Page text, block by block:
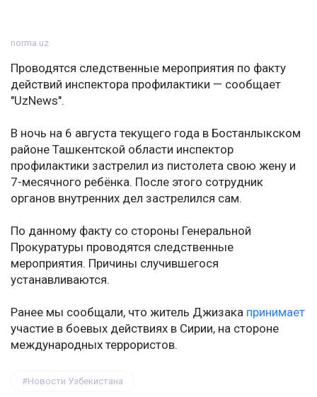
norma.uz
Проводятся следственные мероприятия по факту
действий инспектора профилактики — сообщает
"UzNews".
В ночь на 6 августа текущего года в Бостанлыкском
районе Ташкентской области инспектор
профилактики застрелил из пистолета свою жену и
7-месячного ребёнка. После этого сотрудник
органов внутренних дел застрелился сам.
По данному факту со стороны Генеральной
Прокуратуры проводятся следственные
мероприятия. Причины случившегося
устанавливаются.
Ранее мы сообщали, что житель Джизака принимает
участие в боевых действиях в Сирии, на стороне
международных террористов.
Новости Узбекистана